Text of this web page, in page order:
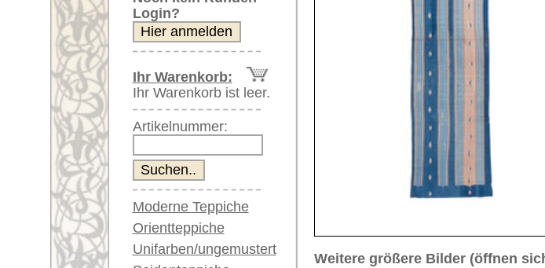
Orientteppiche
Unifarben/ungemustert
Seidenteppiche
Große Teppiche
(über 300x200 cm)
Sehr große XL Teppiche
(über 400x200 cm)
Riesige XXL Teppiche
(über 600x200 cm)
Läufer / Galerien
Runde & ovale Teppiche
Antike Teppiche
Antike China Teppiche
Blaue Teppiche
Graue Teppiche
Braune Teppiche
Blaue Teppiche
Grüne Teppiche
Rot/pink/flieder/lila
Beige/hell/cremefarben
Weitere größere Bilder (öffnen sich in neuem Fenster)
Bitte klicken Sie auf die kleinen Bilder weiter unten für Bilder in höherer Auflösung
Hauptbild Bild Nr. 2 Bild Nr. 4
Bild Nr. 6
Artikelnummer:
Name/Provenienz:
Dhurrie
Ursprungsland:
333 x 81 cm (Läufer)